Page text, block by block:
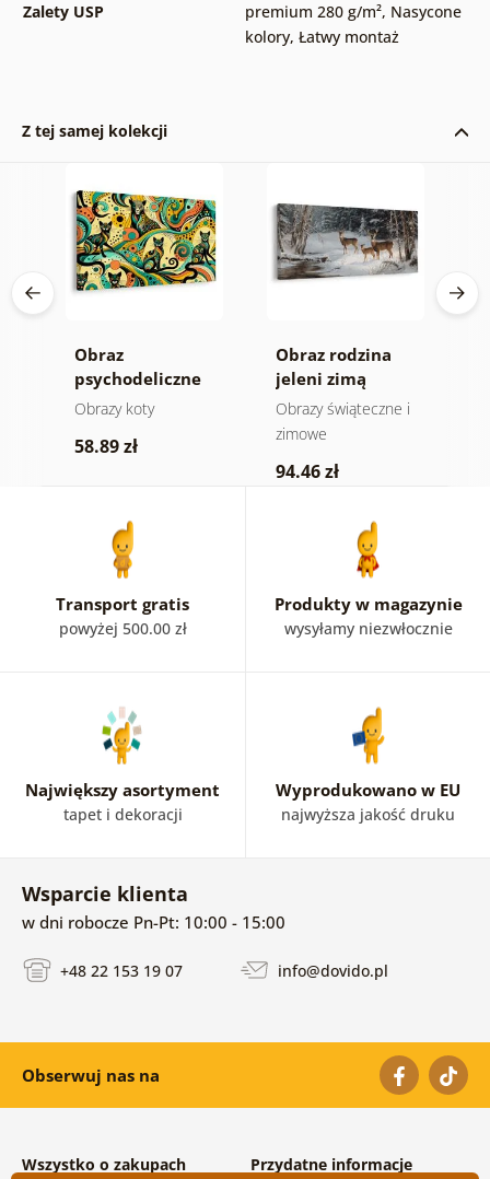
Zalety USP
premium 280 g/m², Nasycone
kolory, Łatwy montaż
Z tej samej kolekcji
Obraz
psychodeliczne
koty
Obrazy koty
58.89 zł
Obraz rodzina
jeleni zimą
Obrazy świąteczne i
zimowe
94.46 zł
Transport gratis
powyżej 500.00 zł
Produkty w magazynie
wysyłamy niezwłocznie
Największy asortyment
tapet i dekoracji
Wyprodukowano w EU
najwyższa jakość druku
Wsparcie klienta
w dni robocze Pn-Pt: 10:00 - 15:00
+48 22 153 19 07 info@dovido.pl
Obserwuj nas na
Wszystko o zakupach Przydatne informacje